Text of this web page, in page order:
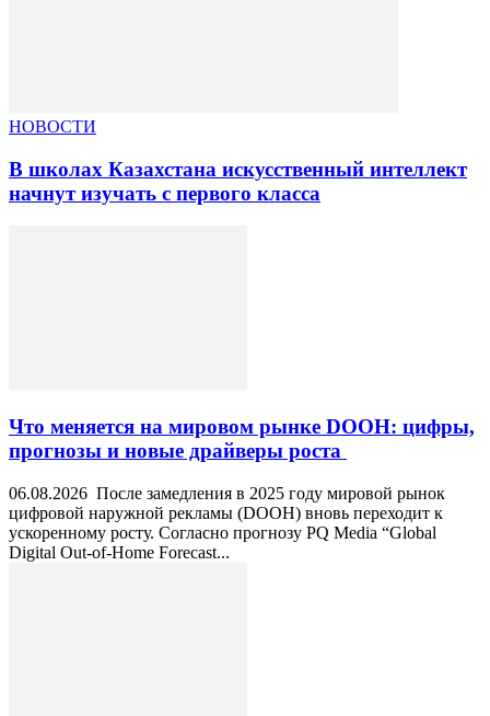
НОВОСТИ
В школах Казахстана искусственный интеллект
начнут изучать с первого класса
Что меняется на мировом рынке DOOH: цифры,
прогнозы и новые драйверы роста
06.08.2026 После замедления в 2025 году мировой рынок
цифровой наружной рекламы (DOOH) вновь переходит к
ускоренному росту. Согласно прогнозу PQ Media “Global
Digital Out-of-Home Forecast...